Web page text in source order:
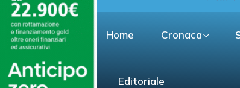
Home Cronaca
Editoriale